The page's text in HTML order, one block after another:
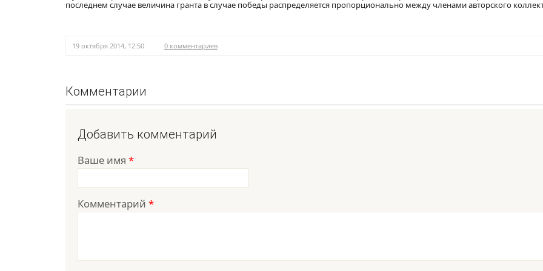
последнем случае величина гранта в случае победы распределяется пропорционально между членами авторского
19 октября 2014, 12:50 0 комментариев
Комментарии
Добавить комментарий
Ваше имя *
Комментарий *